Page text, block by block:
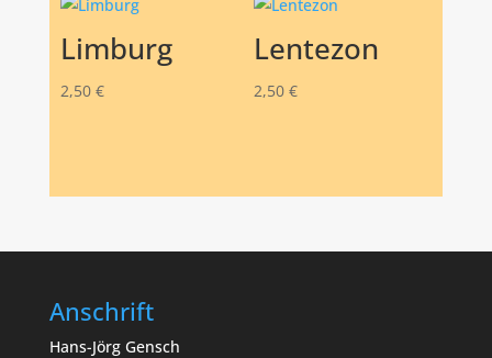
Limburg
2,50 €
Lentezon
2,50 €
Anschrift
Hans-Jörg Gensch